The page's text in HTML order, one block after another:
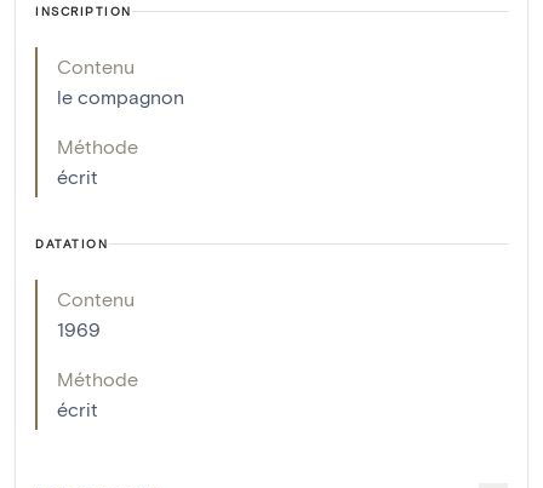
INSCRIPTION
Contenu
le compagnon
Méthode
écrit
DATATION
Contenu
1969
Méthode
écrit